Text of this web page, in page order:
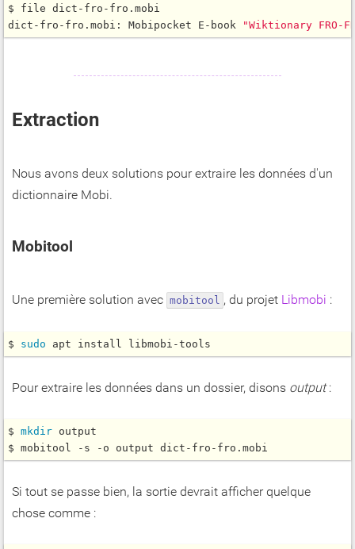
$ file dict-fro-fro.mobi
dict-fro-fro.mobi: Mobipocket E-book
"Wiktionary FRO-
Extraction
Nous avons deux solutions pour extraire les données d'un
dictionnaire Mobi.
Mobitool
Une première solution avec mobitool , du projet Libmobi :
$ sudo apt install libmobi-tools
Pour extraire les données dans un dossier, disons output:
$ mkdir output
Si tout se passe bien, la sortie devrait afficher quelque
chose comme :